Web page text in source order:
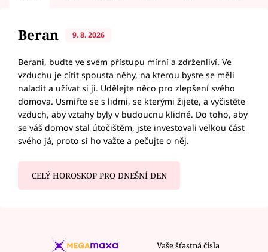
Beran 9. 8. 2026
Berani, buďte ve svém přístupu mírní a zdrženliví. Ve
vzduchu je cítit spousta něhy, na kterou byste se měli
naladit a užívat si ji. Udělejte něco pro zlepšení svého
domova. Usmiřte se s lidmi, se kterými žijete, a vyčistěte
vzduch, aby vztahy byly v budoucnu klidné. Do toho, aby
se váš domov stal útočištěm, jste investovali velkou část
svého já, proto si ho važte a pečujte o něj.
CELÝ HOROSKOP PRO DNEŠNÍ DEN
Vaše šťastná čísla